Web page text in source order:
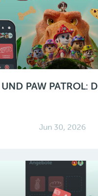
PAW PATROL:
Jun 30, 2026